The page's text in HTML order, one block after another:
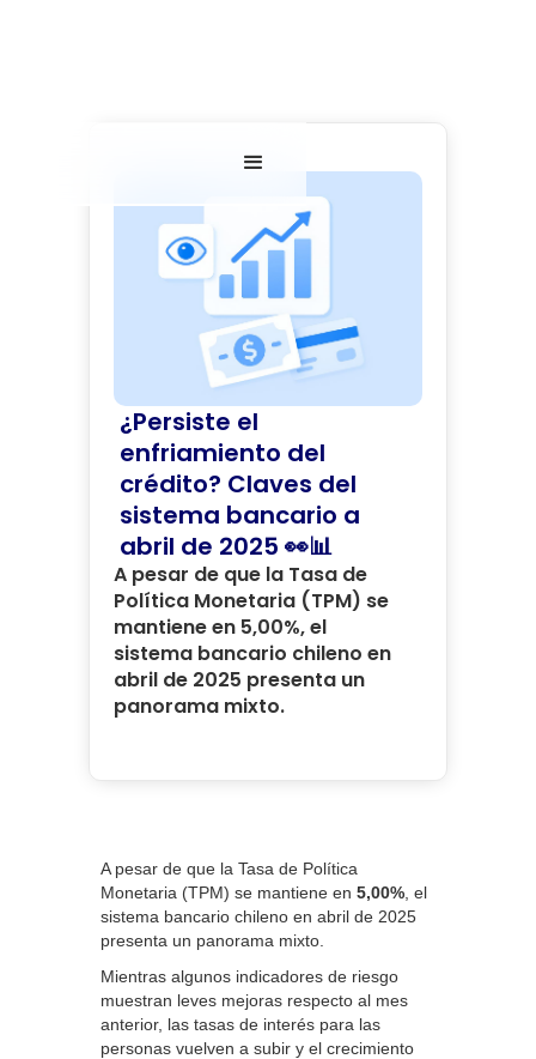
¿Persiste el
enfriamiento del
crédito? Claves del
sistema bancario a
abril de 2025 👀📊
A pesar de que la Tasa de
Política Monetaria (TPM) se
mantiene en 5,00%, el
sistema bancario chileno en
abril de 2025 presenta un
panorama mixto.
A pesar de que la Tasa de Política
Monetaria (TPM) se mantiene en 5,00% , el
sistema bancario chileno en abril de 2025
presenta un panorama mixto.
Mientras algunos indicadores de riesgo
muestran leves mejoras respecto al mes
anterior, las tasas de interés para las
personas vuelven a subir y el crecimiento